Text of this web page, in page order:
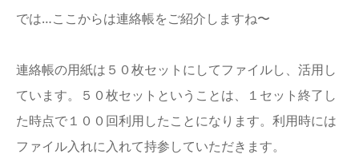
では…ここからは連絡帳をご紹介しますね〜
連絡帳の用紙は５０枚セットにしてファイルし、活用し
ています。５０枚セットということは、１セット終了し
た時点で１００回利用したことになります。利用時には
ファイル入れに入れて持参していただきます。